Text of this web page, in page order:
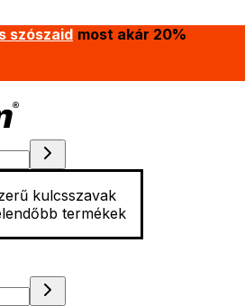
szószaid most akár 20%
kulcsszavak
termékek